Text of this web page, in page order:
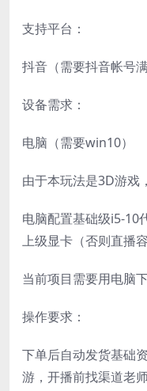
支持平台：
抖音（需要抖音帐号
设备需求：
电脑（需要win10）
由于本玩法是3D游戏
电脑配置基础级i5-10
上级显卡（否则直播
当前项目需要用电脑
操作要求：
下单后自动发货基础
游，开播前找渠道老